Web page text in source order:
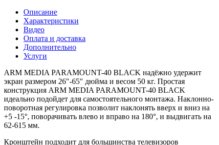
Описание
Характеристики
Видео
Оплата и доставка
Дополнительно
Услуги
ARM MEDIA PARAMOUNT-40 BLACK надёжно удержит
экран размером 26"-65" дюйма и весом 50 кг. Простая
конструкция ARM MEDIA PARAMOUNT-40 BLACK
идеально подойдет для самостоятельного монтажа. Наклонно-
поворотная регулировка позволит наклонять вверх и вниз на
+5 -15°, поворачивать влево и вправо на 180°, и выдвигать на
62-615 мм.
Кронштейн подходит для большинства телевизоров